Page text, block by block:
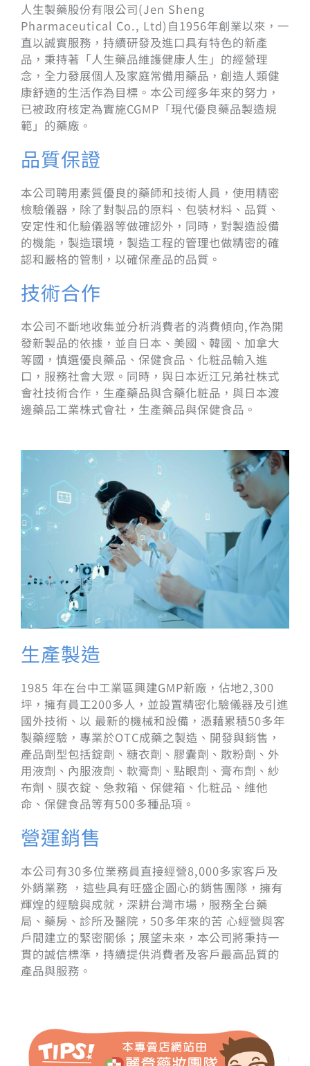
人生製藥股份有限公司(Jen Sheng
Pharmaceutical Co., Ltd)自1956年創業以來，一
直以誠實服務，持續研發及進口具有特色的新產
品，秉持著「人生藥品維護健康人生」的經營理
念，全力發展個人及家庭常備用藥品，創造人類健
康舒適的生活作為目標。本公司經多年來的努力，
已被政府核定為實施CGMP「現代優良藥品製造規
範」的藥廠。
品質保證
本公司聘用素質優良的藥師和技術人員，使用精密
檢驗儀器，除了對製品的原料、包裝材料、品質、
安定性和化驗儀器等做確認外，同時，對製造設備
的機能，製造環境，製造工程的管理也做精密的確
認和嚴格的管制，以確保產品的品質。
技術合作
本公司不斷地收集並分析消費者的消費傾向,作為開
發新製品的依據，並自日本、美國、韓國、加拿大
等國，慎選優良藥品、保健食品、化粧品輸入進
口，服務社會大眾。同時，與日本近江兄弟社株式
會社技術合作，生產藥品與含藥化粧品，與日本渡
邊藥品工業株式會社，生產藥品與保健食品。
生產製造
1985 年在台中工業區興建GMP新廠，佔地2,300
坪，擁有員工200多人，並設置精密化驗儀器及引進
國外技術、以 最新的機械和設備，憑藉累積50多年
製藥經驗，專業於OTC成藥之製造、開發與銷售，
產品劑型包括錠劑、糖衣劑、膠囊劑、散粉劑、外
用液劑、內服液劑、軟膏劑、點眼劑、膏布劑、紗
布劑、膜衣錠、急救箱、保健箱、化粧品、維他
命、保健食品等有500多種品項。
營運銷售
本公司有30多位業務員直接經營8,000多家客戶及
外銷業務 ，這些具有旺盛企圖心的銷售團隊，擁有
輝煌的經驗與成就，深耕台灣市場，服務全台藥
局、藥房、診所及醫院，50多年來的苦 心經營與客
戶間建立的緊密關係；展望未來，本公司將秉持一
貫的誠信標準，持續提供消費者及客戶最高品質的
產品與服務。